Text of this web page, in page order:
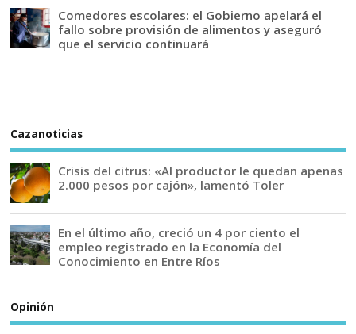
Comedores escolares: el Gobierno apelará el
fallo sobre provisión de alimentos y aseguró
que el servicio continuará
Cazanoticias
Crisis del citrus: «Al productor le quedan apenas
2.000 pesos por cajón», lamentó Toler
En el último año, creció un 4 por ciento el
empleo registrado en la Economía del
Conocimiento en Entre Ríos
Opinión